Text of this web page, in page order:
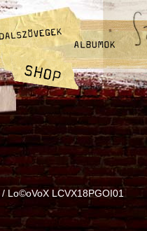
Lo©oVoX LCVX18PGOI01